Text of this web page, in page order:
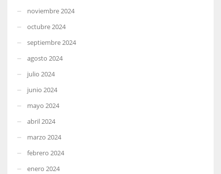
noviembre 2024
octubre 2024
septiembre 2024
agosto 2024
julio 2024
junio 2024
mayo 2024
abril 2024
marzo 2024
febrero 2024
enero 2024